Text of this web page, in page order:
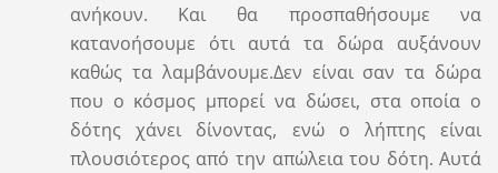
ανήκουν. Και θα προσπαθήσουμε να
κατανοήσουμε ότι αυτά τα δώρα αυξάνουν
καθώς τα λαμβάνουμε.Δεν είναι σαν τα δώρα
που ο κόσμος μπορεί να δώσει, στα οποία ο
δότης χάνει δίνοντας, ενώ ο λήπτης είναι
πλουσιότερος από την απώλεια του δότη. Αυτά